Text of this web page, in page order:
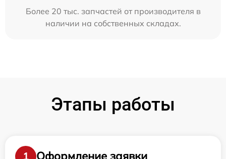
Более 20 тыс. запчастей от производителя в
наличии на собственных складах.
Этапы работы
1
Оформление заявки